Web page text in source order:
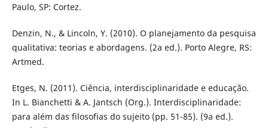
Paulo, SP: Cortez.
Denzin, N., & Lincoln, Y. (2010). O planejamento da pesquisa
qualitativa: teorias e abordagens. (2a ed.). Porto Alegre, RS:
Artmed.
Etges, N. (2011). Ciência, interdisciplinaridade e educação.
In L. Bianchetti & A. Jantsch (Org.). Interdisciplinaridade:
para além das filosofias do sujeito (pp. 51-85). (9a ed.).